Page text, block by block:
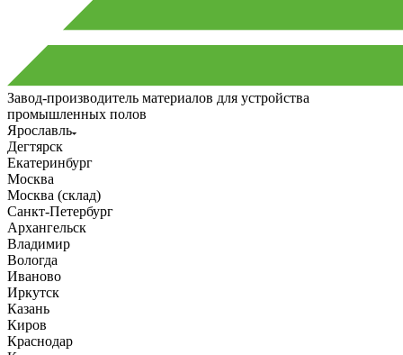
Завод-производитель материалов для устройства
промышленных полов
Ярославль
Дегтярск
Екатеринбург
Москва
Москва (склад)
Санкт-Петербург
Архангельск
Владимир
Вологда
Иваново
Иркутск
Казань
Киров
Краснодар